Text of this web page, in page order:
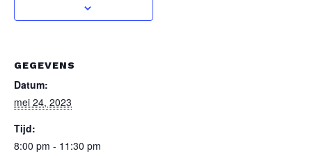
GEGEVENS
Datum:
mei 24, 2023
Tijd:
8:00 pm - 11:30 pm